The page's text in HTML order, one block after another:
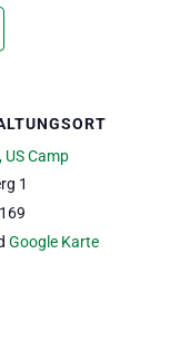
US Camp
1
Google Karte